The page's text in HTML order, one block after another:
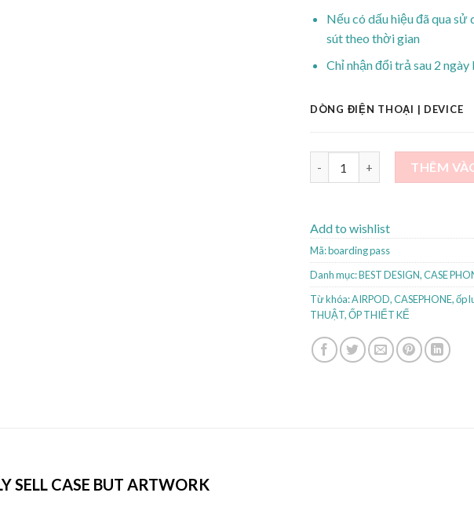
Nếu có dấu hiệu đã qua
sút theo thời gian
Chỉ nhận đổi trả sau 2
DÒNG ĐIỆN THOẠI | DEVICE
[CUSTOM] Transparent shell
THÊM
Add to wishlist
Mã:boarding pass
Danh mục:BEST DESIGN,CASE
Từ khóa:AIRPOD,CASEPHONE,ốp
THUẬT,ỐP THIẾT KẾ
SELL CASE BUT ARTWORK